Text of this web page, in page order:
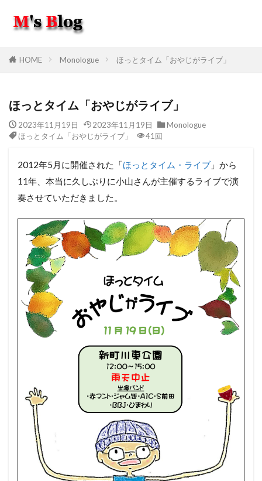
HOME Monologue ほっとタイム「おやじがライブ」
ほっとタイム「おやじがライブ」
2023年11月19日 2023年11月19日
Monologue
ほっとタイム「おやじがライブ」
41回
2012年5月に開催された「ほっとタイム・ライブ 」から
11年、本当に久しぶりに小山さんが主催するライブで演
奏させていただきました。